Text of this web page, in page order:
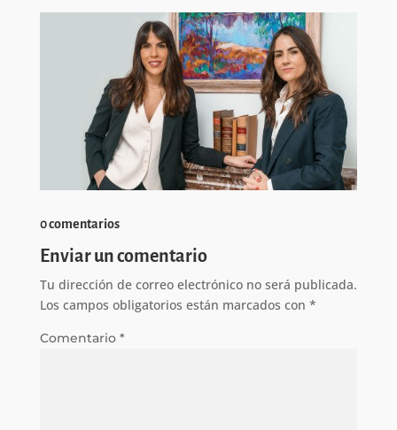
0 comentarios
Enviar un comentario
Tu dirección de correo electrónico no será publicada.
Los campos obligatorios están marcados con *
Comentario *